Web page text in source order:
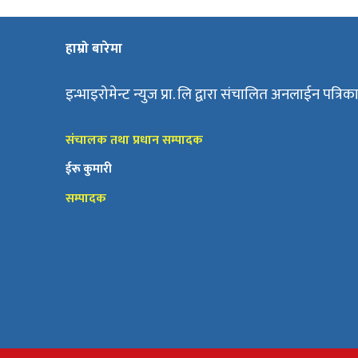
हाम्रो बारेमा
इन्भाइरोमेन्ट न्युज प्रा. लि द्वारा संचालित अनलाईन
संचालक तथा प्रधान सम्पादक
ईरू कुमारी
सम्पादक